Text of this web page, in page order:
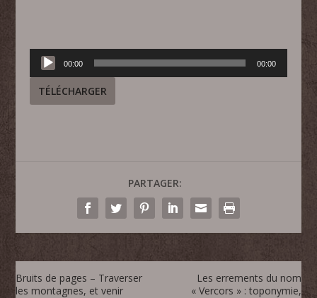
Lecteur
audio
00:00 00:00
TÉLÉCHARGER
PARTAGER:
Bruits de pages – Traverser
les montagnes, et venir
Les errements du nom
« Vercors » : toponymie,